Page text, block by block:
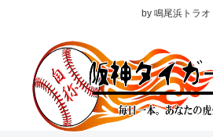
by 鳴尾浜トラオ